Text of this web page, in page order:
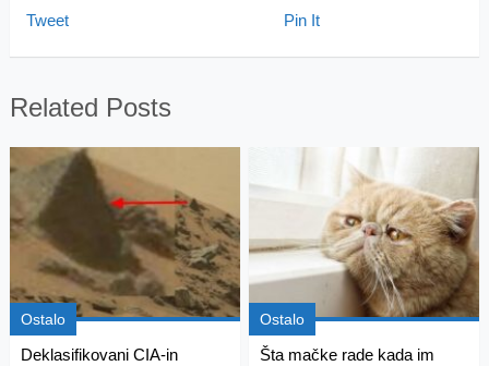
Tweet Pin It
Related Posts
Ostalo
Deklasifikovani CIA-in
Ostalo
Šta mačke rade kada im